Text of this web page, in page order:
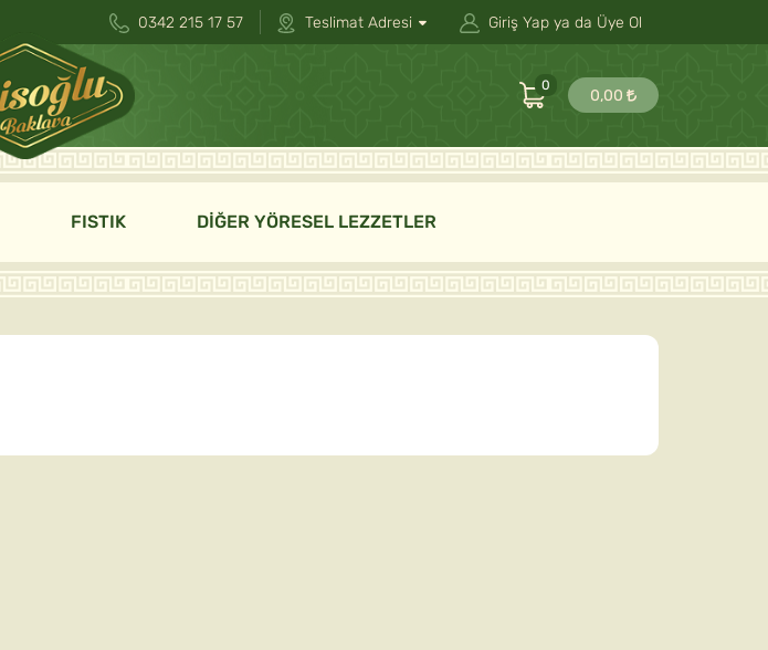
0342 215 17 57 Teslimat Adresi Giriş Yap ya da Üye Ol
0
0,00
FISTIK DİĞER YÖRESEL LEZZETLER